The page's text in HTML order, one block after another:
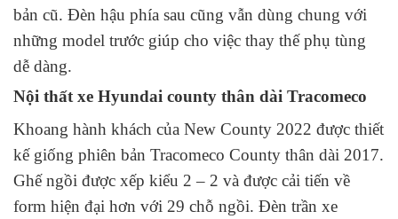
bản cũ. Đèn hậu phía sau cũng vẫn dùng chung với
những model trước giúp cho việc thay thế phụ tùng
dễ dàng.
Nội thất xe Hyundai county thân dài Tracomeco
Khoang hành khách của New County 2022 được thiết
kế giống phiên bản Tracomeco County thân dài 2017.
Ghế ngồi được xếp kiểu 2 – 2 và được cải tiến về
form hiện đại hơn với 29 chỗ ngồi. Đèn trần xe